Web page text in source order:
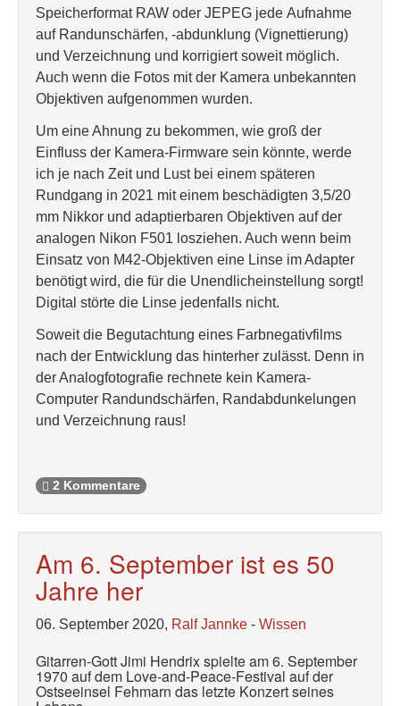
Speicherformat RAW oder JEPEG jede Aufnahme
auf Randunschärfen, -abdunklung (Vignettierung)
und Verzeichnung und korrigiert soweit möglich.
Auch wenn die Fotos mit der Kamera unbekannten
Objektiven aufgenommen wurden.
Um eine Ahnung zu bekommen, wie groß der
Einfluss der Kamera-Firmware sein könnte, werde
ich je nach Zeit und Lust bei einem späteren
Rundgang in 2021 mit einem beschädigten 3,5/20
mm Nikkor und adaptierbaren Objektiven auf der
analogen Nikon F501 losziehen. Auch wenn beim
Einsatz von M42-Objektiven eine Linse im Adapter
benötigt wird, die für die Unendlicheinstellung sorgt!
Digital störte die Linse jedenfalls nicht.
Soweit die Begutachtung eines Farbnegativfilms
nach der Entwicklung das hinterher zulässt. Denn in
der Analogfotografie rechnete kein Kamera-
Computer Randundschärfen, Randabdunkelungen
und Verzeichnung raus!
2 Kommentare
Am 6. September ist es 50
Jahre her
06. September 2020, Ralf Jannke - Wissen
Gitarren-Gott Jimi Hendrix spielte am 6. September
1970 auf dem Love-and-Peace-Festival auf der
Ostseeinsel Fehmarn das letzte Konzert seines